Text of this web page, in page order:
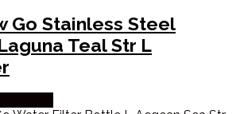
Go Stainless Steel
Teal Str L